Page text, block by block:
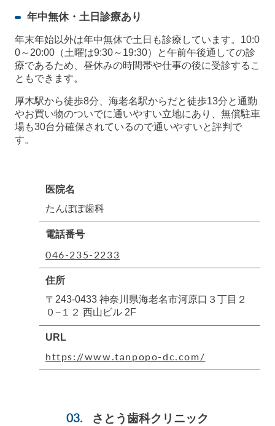
年中無休・土日診療あり
年末年始以外は年中無休で土日も診療しています。10:0
0～20:00（土曜は9:30～19:30）と午前午後通しての診
療であるため、昼休みの時間帯や仕事の後に受診するこ
ともできます。
厚木駅から徒歩8分、海老名駅からだと徒歩13分と通勤
やお買い物のついでに通いやすい立地にあり、無償駐車
場も30台分確保されているので通いやすいと評判で
す。
医院名
たんぽぽ歯科
電話番号
046-235-2233
住所
〒243-0433 神奈川県海老名市河原口３丁目２
０−１２ 西山ビル 2F
URL
https://www.tanpopo-dc.com/
さとう歯科クリニック